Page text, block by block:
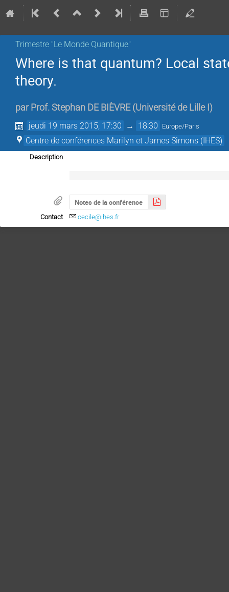
Trimestre "Le Monde Quantique"
Where is that quantum? Local
theory.
par Prof. Stephan DE BIÈVRE (Université de Lille I )
jeudi 19 mars 2015, 17:30 → 18:30 Europe/Paris
Centre de conférences Marilyn et James Simons (IHES)
Description
Notes de la conférence
Contact cecile@ihes.fr